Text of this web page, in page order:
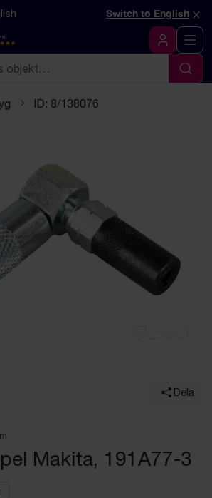
version av denna sidaSwitch to English ×
Logga in
Sök
ID: 8/138076
Dela
Makita, 191A77-3